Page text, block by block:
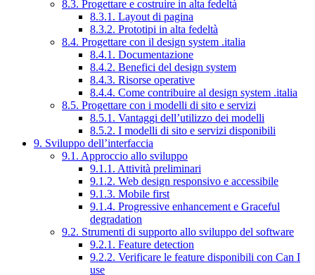
8.3. Progettare e costruire in alta fedeltà
8.3.1. Layout di pagina
8.3.2. Prototipi in alta fedeltà
8.4. Progettare con il design system .italia
8.4.1. Documentazione
8.4.2. Benefici del design system
8.4.3. Risorse operative
8.4.4. Come contribuire al design system .italia
8.5. Progettare con i modelli di sito e servizi
8.5.1. Vantaggi dell’utilizzo dei modelli
8.5.2. I modelli di sito e servizi disponibili
9. Sviluppo dell’interfaccia
9.1. Approccio allo sviluppo
9.1.1. Attività preliminari
9.1.2. Web design responsivo e accessibile
9.1.3. Mobile first
9.1.4. Progressive enhancement e Graceful
degradation
9.2. Strumenti di supporto allo sviluppo del software
9.2.1. Feature detection
9.2.2. Verificare le feature disponibili con Can I
use